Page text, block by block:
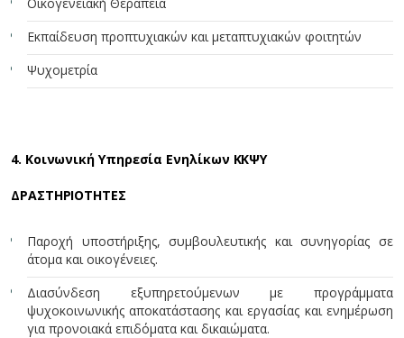
Εκπαίδευση προπτυχιακών και μεταπτυχιακών φοιτητών
Ψυχομετρία
4. Κοινωνική Υπηρεσία Ενηλίκων ΚΚΨΥ
ΔΡΑΣΤΗΡΙΟΤΗΤΕΣ
Παροχή υποστήριξης, συμβουλευτικής και συνηγορίας σε
άτομα και οικογένειες.
Διασύνδεση εξυπηρετούμενων με προγράμματα
ψυχοκοινωνικής αποκατάστασης και εργασίας και ενημέρωση
για προνοιακά επιδόματα και δικαιώματα.